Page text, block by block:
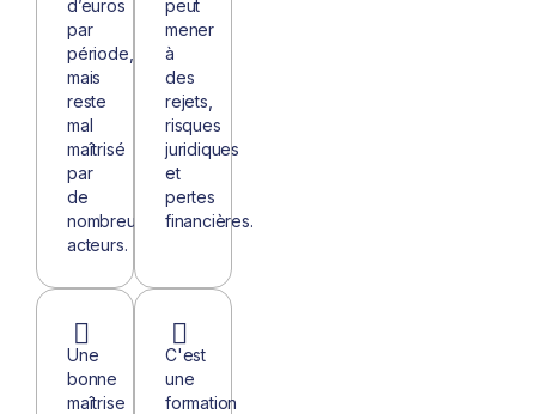
d’euros
par
période,
mais
reste
mal
maîtrisé
par
de
nombreux
acteurs.
peut
mener
à
des
rejets,
risques
juridiques
et
pertes
financières.
Une
bonne
maîtrise
C'est
une
formation